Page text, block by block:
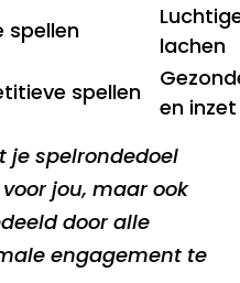
spellen
lachen
spellen
en inzet
je spelrondedoel
jou, maar ook
door alle
engagement te